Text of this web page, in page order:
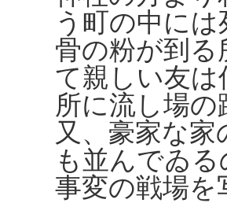
う町の中に
骨の粉が到
て親しい友
所に流し場
又、豪家な
も並んでゐ
事変の戦場を